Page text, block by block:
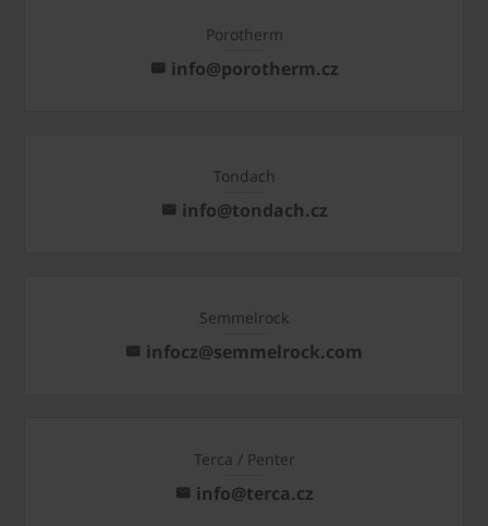
Porotherm
info@porotherm.cz
Tondach
info@tondach.cz
Semmelrock
infocz@semmelrock.com
Terca / Penter
info@terca.cz